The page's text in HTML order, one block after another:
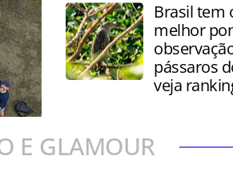
Ver…
Brasil tem
melhor
pássaros
veja
E GLAMOUR